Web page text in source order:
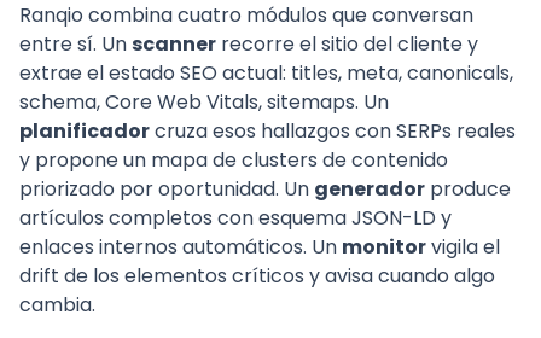
Ranqio combina cuatro módulos que conversan
entre sí. Unscanner recorre el sitio del cliente y
extrae el estado SEO actual: titles, meta, canonicals,
schema, Core Web Vitals, sitemaps. Un
planificadorcruza esos hallazgos con SERPs reales
y propone un mapa de clusters de contenido
priorizado por oportunidad. Un generador produce
artículos completos con esquema JSON-LD y
enlaces internos automáticos. Un monitorvigila el
drift de los elementos críticos y avisa cuando algo
cambia.